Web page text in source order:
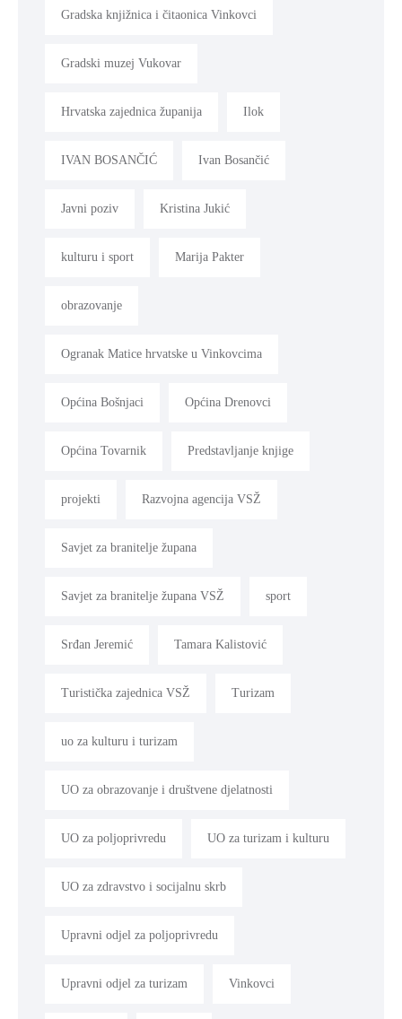
Gradska knjižnica i čitaonica Vinkovci
Gradski muzej Vukovar
Hrvatska zajednica županija Ilok
IVAN BOSANČIĆ Ivan Bosančić
Javni poziv Kristina Jukić
kulturu i sport Marija Pakter
obrazovanje
Ogranak Matice hrvatske u Vinkovcima
Općina Bošnjaci Općina Drenovci
Općina Tovarnik Predstavljanje knjige
projekti Razvojna agencija VSŽ
Savjet za branitelje župana
Savjet za branitelje župana VSŽ sport
Srđan Jeremić Tamara Kalistović
Turistička zajednica VSŽ Turizam
uo za kulturu i turizam
UO za obrazovanje i društvene djelatnosti
UO za poljoprivredu UO za turizam i kulturu
UO za zdravstvo i socijalnu skrb
Upravni odjel za poljoprivredu
Upravni odjel za turizam Vinkovci